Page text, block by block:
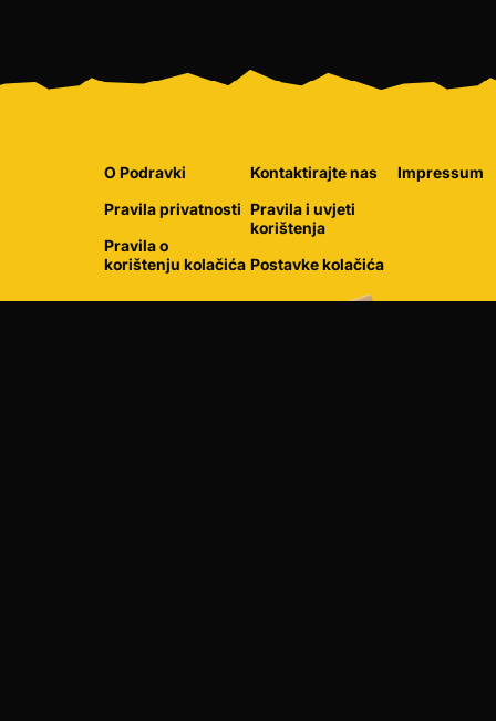
O Podravki
Pravila privatnosti
Pravila o
korištenju kolačića
Kontaktirajte nas
Pravila i uvjeti
korištenja
Postavke kolačića
Impressum